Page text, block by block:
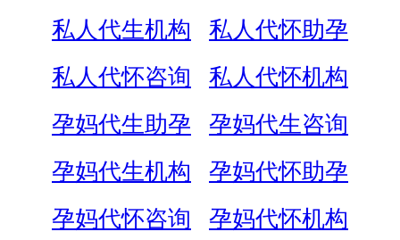
私人代生机构
私人代怀助孕
私人代怀咨询
私人代怀机构
孕妈代生助孕
孕妈代生咨询
孕妈代生机构
孕妈代怀助孕
孕妈代怀咨询
孕妈代怀机构